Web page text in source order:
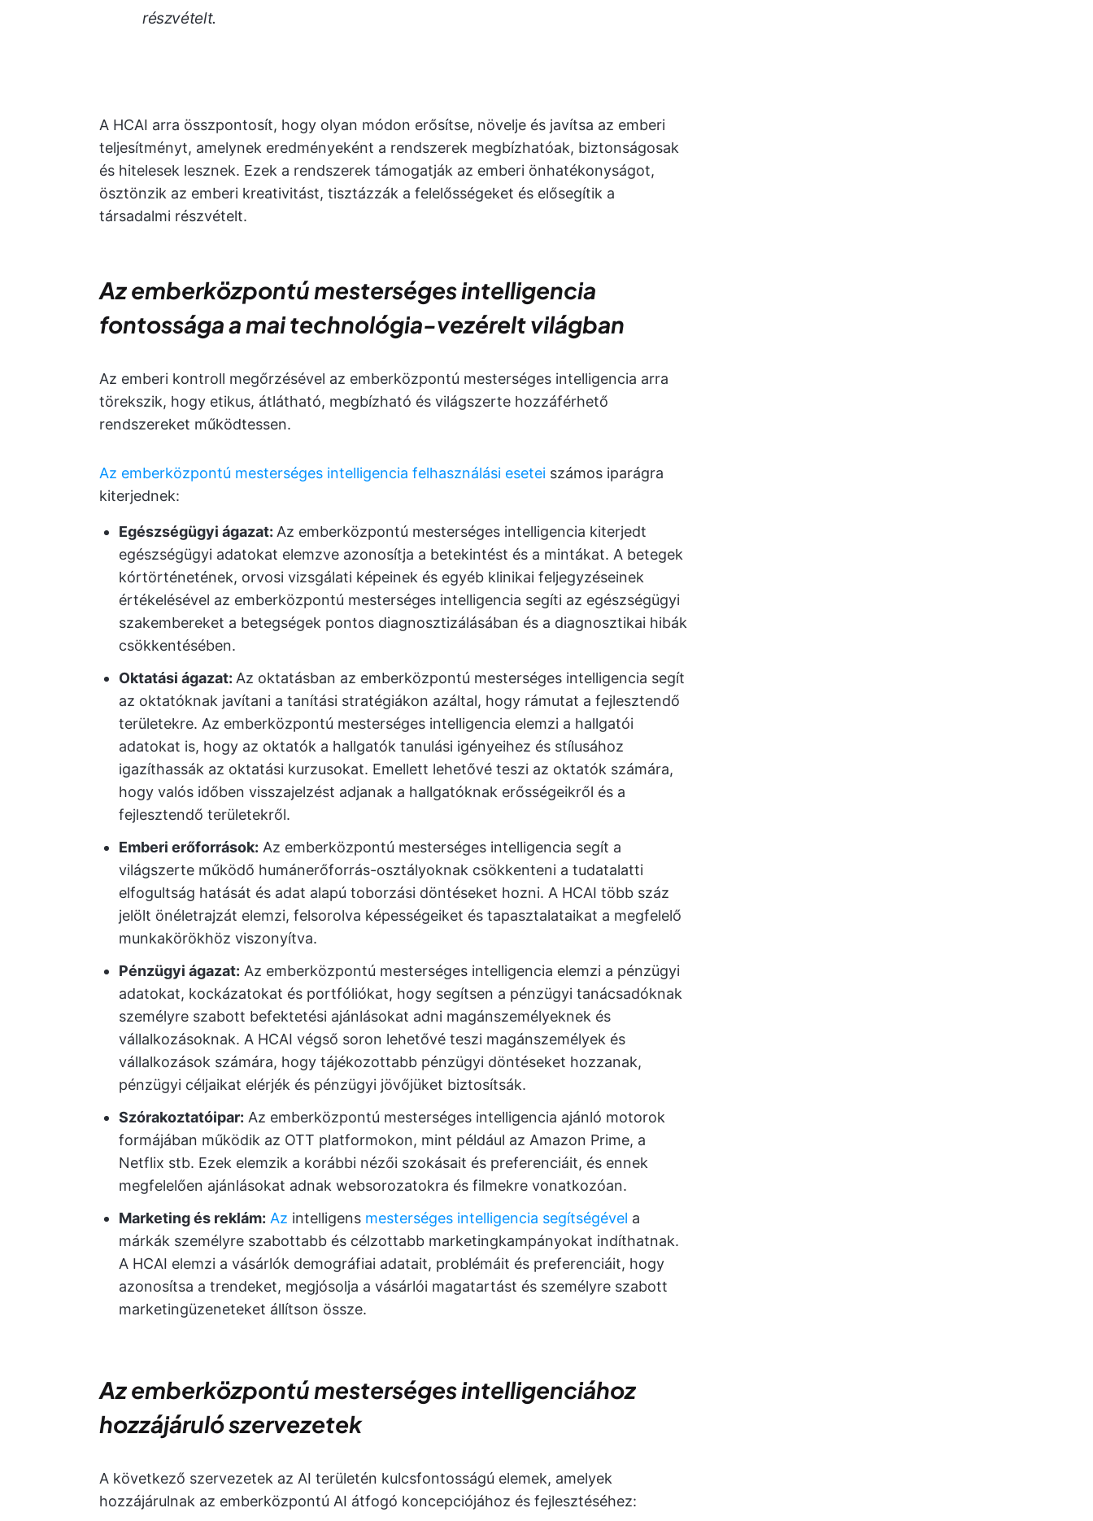
részvételt.
A HCAI arra összpontosít, hogy olyan módon erősítse, növelje és javítsa az emberi
teljesítményt, amelynek eredményeként a rendszerek megbízhatóak, biztonságosak
és hitelesek lesznek. Ezek a rendszerek támogatják az emberi önhatékonyságot,
ösztönzik az emberi kreativitást, tisztázzák a felelősségeket és elősegítik a
társadalmi részvételt.
Az emberközpontú mesterséges intelligencia
fontossága a mai technológia-vezérelt világban
Az emberi kontroll megőrzésével az emberközpontú mesterséges intelligencia arra
törekszik, hogy etikus, átlátható, megbízható és világszerte hozzáférhető
rendszereket működtessen.
Az emberközpontú mesterséges intelligencia felhasználási esetei számos iparágra
kiterjednek:
Egészségügyi ágazat: Az emberközpontú mesterséges intelligencia kiterjedt
egészségügyi adatokat elemzve azonosítja a betekintést és a mintákat. A betegek
kórtörténetének, orvosi vizsgálati képeinek és egyéb klinikai feljegyzéseinek
értékelésével az emberközpontú mesterséges intelligencia segíti az egészségügyi
szakembereket a betegségek pontos diagnosztizálásában és a diagnosztikai hibák
csökkentésében.
Oktatási ágazat: Az oktatásban az emberközpontú mesterséges intelligencia segít
az oktatóknak javítani a tanítási stratégiákon azáltal, hogy rámutat a fejlesztendő
területekre. Az emberközpontú mesterséges intelligencia elemzi a hallgatói
adatokat is, hogy az oktatók a hallgatók tanulási igényeihez és stílusához
igazíthassák az oktatási kurzusokat. Emellett lehetővé teszi az oktatók számára,
hogy valós időben visszajelzést adjanak a hallgatóknak erősségeikről és a
fejlesztendő területekről.
Emberi erőforrások: Az emberközpontú mesterséges intelligencia segít a
világszerte működő humánerőforrás-osztályoknak csökkenteni a tudatalatti
elfogultság hatását és adat alapú toborzási döntéseket hozni. A HCAI több száz
jelölt önéletrajzát elemzi, felsorolva képességeiket és tapasztalataikat a megfelelő
munkakörökhöz viszonyítva.
Pénzügyi ágazat: Az emberközpontú mesterséges intelligencia elemzi a pénzügyi
adatokat, kockázatokat és portfóliókat, hogy segítsen a pénzügyi tanácsadóknak
személyre szabott befektetési ajánlásokat adni magánszemélyeknek és
vállalkozásoknak. A HCAI végső soron lehetővé teszi magánszemélyek és
vállalkozások számára, hogy tájékozottabb pénzügyi döntéseket hozzanak,
pénzügyi céljaikat elérjék és pénzügyi jövőjüket biztosítsák.
Szórakoztatóipar: Az emberközpontú mesterséges intelligencia ajánló motorok
formájában működik az OTT platformokon, mint például az Amazon Prime, a
Netflix stb. Ezek elemzik a korábbi nézői szokásait és preferenciáit, és ennek
megfelelően ajánlásokat adnak websorozatokra és filmekre vonatkozóan.
Marketing és reklám: Az intelligens mesterséges intelligencia segítségével a
márkák személyre szabottabb és célzottabb marketingkampányokat indíthatnak.
A HCAI elemzi a vásárlók demográfiai adatait, problémáit és preferenciáit, hogy
azonosítsa a trendeket, megjósolja a vásárlói magatartást és személyre szabott
marketingüzeneteket állítson össze.
Az emberközpontú mesterséges intelligenciához
hozzájáruló szervezetek
A következő szervezetek az AI területén kulcsfontosságú elemek, amelyek
hozzájárulnak az emberközpontú AI átfogó koncepciójához és fejlesztéséhez: